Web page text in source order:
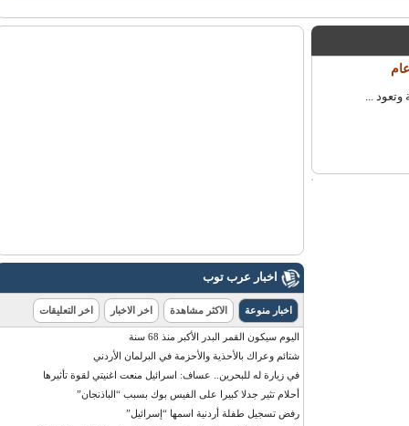
...
اخبار عرب توب
اخبار منوعة الاكثر مشاهدة اخر الاخبار اخر التعليقات
اليوم سيكون القمر البدر الأكبر منذ 68 سنة
شتائم وعراك بالأحذية والأحزمة في البرلمان الأردني
في زيارة له للبحرين.. عساف: اسرائيل منعت اغنيتي لقوة تأثيرها
أحلام تثير جدلا كبيرا على الفيس بوك بسبب “الباذنجان”
رفض تسجيل طفلة أردنية اسمها “إسرائيل”